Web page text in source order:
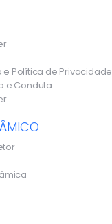
e Política de Privacidade
e Conduta